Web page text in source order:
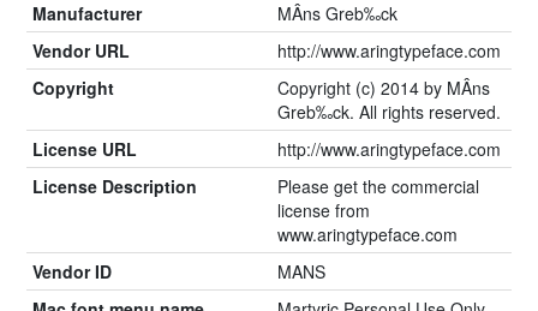
Manufacturer
MÂns Greb‰ck
Vendor URL
http://www.aringtypeface.com
Copyright
Copyright (c) 2014 by MÂns
Greb‰ck. All rights reserved.
License URL
http://www.aringtypeface.com
License Description
Please get the commercial
license from
www.aringtypeface.com
Vendor ID
MANS